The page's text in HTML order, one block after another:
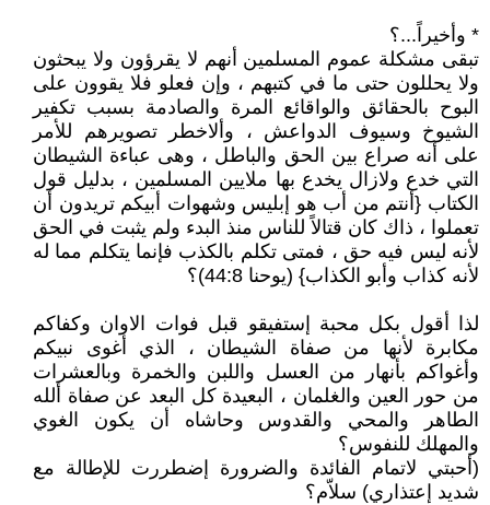
* وأخيراً...؟
تبقى مشكلة عموم المسلمين أنهم لا يقرؤون ولا يبحثون
ولا يحللون حتى ما في كتبهم ، وإن فعلو فلا يقوون على
البوح بالحقائق والواقائع المرة والصادمة بسبب تكفير
الشيوخ وسيوف الدواعش ، وألاخطر تصويرهم للأمر
على أنه صراع بين الحق والباطل ، وهى عباءة الشيطان
التي خدع ولازال يخدع بها ملايين المسلمين ، بدليل قول
الكتاب {أنتم من أب هو إبليس وشهوات أبيكم تريدون أن
تعملوا ، ذاك كان قتالاً للناس منذ البدء ولم يثبت في الحق
لأنه ليس فيه حق ، فمتى تكلم بالكذب فإنما يتكلم مما له
لأنه كذاب وأبو الكذاب} (يوحنا 44:8)؟
لذا أقول بكل محبة إستفيقو قبل فوات الاوان وكفاكم
مكابرة لأنها من صفاة الشيطان ، الذي أغوى نبيكم
وأغواكم بأنهار من العسل واللبن والخمرة وبالعشرات
من حور العين والغلمان ، البعيدة كل البعد عن صفاة ألله
الطاهر والمحي والقدوس وحاشاه أن يكون الغوي
والمهلك للنفوس؟
(أحبتي لاتمام الفائدة والضرورة إضطررت للإطالة مع
شديد إعتذاري) سلاّم؟